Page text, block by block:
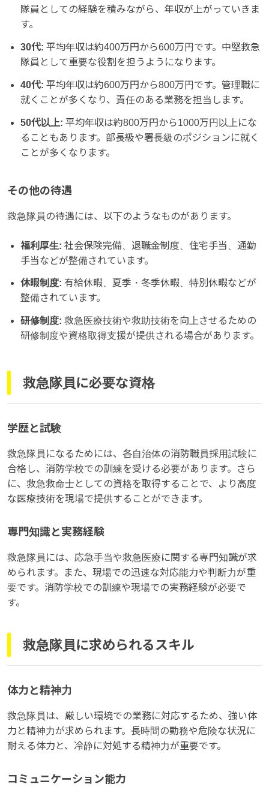
隊員としての経験を積みながら、年収が上がっていきま
す。
30代: 平均年収は約400万円から600万円です。中堅救急
隊員として重要な役割を担うようになります。
40代: 平均年収は約600万円から800万円です。管理職に
就くことが多くなり、責任のある業務を担当します。
50代以上: 平均年収は約800万円から1000万円以上にな
ることもあります。部長級や署長級のポジションに就く
ことが多くなります。
その他の待遇
救急隊員の待遇には、以下のようなものがあります。
福利厚生: 社会保険完備、退職金制度、住宅手当、通勤
手当などが整備されています。
休暇制度: 有給休暇、夏季・冬季休暇、特別休暇などが
整備されています。
研修制度: 救急医療技術や救助技術を向上させるための
研修制度や資格取得支援が提供される場合があります。
救急隊員に必要な資格
学歴と試験
救急隊員になるためには、各自治体の消防職員採用試験に
合格し、消防学校での訓練を受ける必要があります。さら
に、救急救命士としての資格を取得することで、より高度
な医療技術を現場で提供することができます。
専門知識と実務経験
救急隊員には、応急手当や救急医療に関する専門知識が求
められます。また、現場での迅速な対応能力や判断力が重
要です。消防学校での訓練や現場での実務経験が必要で
す。
救急隊員に求められるスキル
体力と精神力
救急隊員は、厳しい環境での業務に対応するため、強い体
力と精神力が求められます。長時間の勤務や危険な状況に
耐える体力と、冷静に対処する精神力が重要です。
コミュニケーション能力